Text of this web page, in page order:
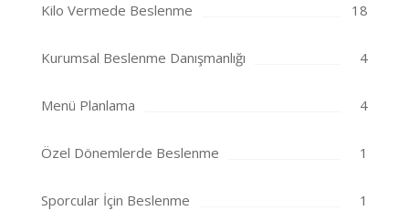
Kilo Vermede Beslenme 18
Kurumsal Beslenme Danışmanlığı 4
Menü Planlama 4
Özel Dönemlerde Beslenme 1
Sporcular İçin Beslenme 1